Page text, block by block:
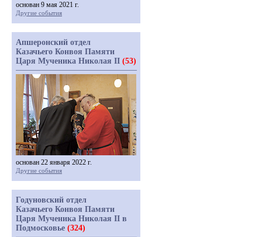
основан 9 мая 2021 г.
Другие события
Апшеронский отдел
Казачьего Конвоя Памяти
Царя Мученика Николая II (53)
основан 22 января 2022 г.
Другие события
Годуновский отдел
Казачьего Конвоя Памяти
Царя Мученика Николая II в
Подмосковье (324)